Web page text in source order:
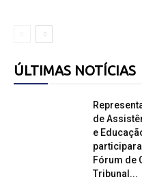
ÚLTIMAS NOTÍCIAS
de
e
Fórum de
Tribunal...